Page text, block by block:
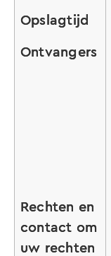
Opslagtijd
Ontvangers
Rechten en
contact om
uw rechten